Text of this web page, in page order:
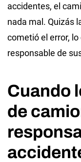
accidentes, el
nada mal. Quizás
cometió el error,
responsable de
Cuando
de